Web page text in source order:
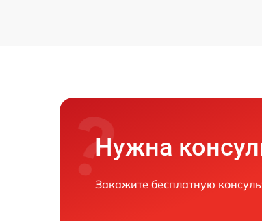
Нужна
Закажите бесплатную